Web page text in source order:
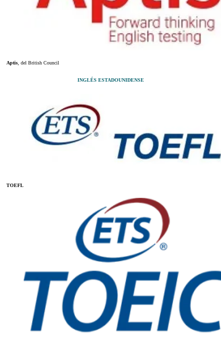
Aptis, del British Council
INGLÉS ESTADOUNIDENSE
TOEFL